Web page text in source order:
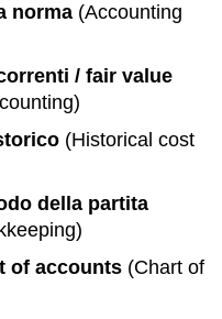
norma (Accounting
/ fair value
(Historical cost
della partita
of accounts (Chart of